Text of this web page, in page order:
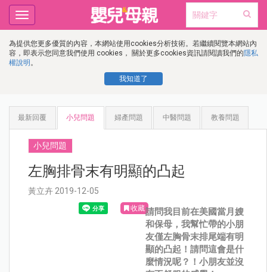
為提供您更多優質的內容，本網站使用cookies分析技術。若繼續閱覽本網站內
容，即表示您同意我們使用 cookies， 關於更多cookies資訊請閱讀我們的隱私
權說明 。
我知道了
Toggle
navigation
最新回覆 小兒問題 婦產問題 中醫問題 教養問題
小兒問題
左胸排骨末有明顯的凸起
黃立卉 2019-12-05
收藏請問我目前在美國當月嫂
和保母，我幫忙帶的小朋
友僅左胸骨末排尾端有明
顯的凸起！請問這會是什
麼情況呢？！小朋友並沒